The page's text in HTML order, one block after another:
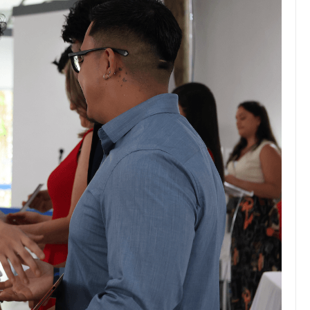
desigual
Académico destaca en top 10
de LinkedIn en educación